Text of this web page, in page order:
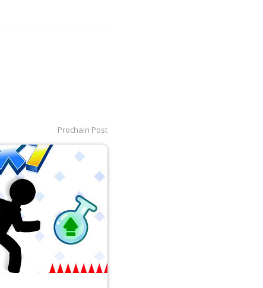
Prochain Post